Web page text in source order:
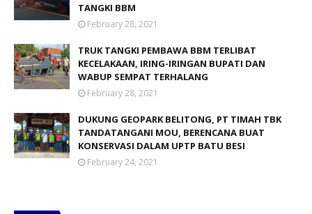
TANGKI BBM
February 28, 2021
TRUK TANGKI PEMBAWA BBM TERLIBAT
KECELAKAAN, IRING-IRINGAN BUPATI DAN
WABUP SEMPAT TERHALANG
February 28, 2021
DUKUNG GEOPARK BELITONG, PT TIMAH TBK
TANDATANGANI MOU, BERENCANA BUAT
KONSERVASI DALAM UPTP BATU BESI
February 24, 2021